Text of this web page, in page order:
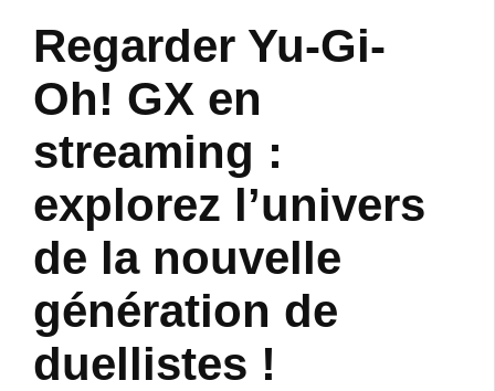
Regarder Yu-Gi-
Oh! GX en
streaming :
explorez l’univers
de la nouvelle
génération de
duellistes !